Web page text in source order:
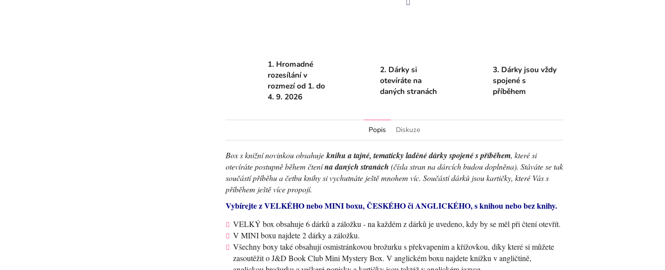
1. Hromadné
rozesílání v
rozmezí od 1. do
4. 9. 2026
2. Dárky si
otevíráte na
daných stranách
3. Dárky jsou vždy
spojené s
příběhem
Popis Diskuze
Box s knižní novinkou obsahuje knihu a tajné, tematicky laděné dárky spojené s příběhem, které si
otevíráte postupně během čtenína daných stranách (čísla stran na dárcích budou doplněna). Stáváte se tak
součástí příběhu a četbu knihy si vychutnáte ještě mnohem víc. Součástí dárků jsou kartičky, které Vás s
příběhem ještě více propojí.
Vybírejte z VELKÉHO nebo MINI boxu, ČESKÉHO či ANGLICKÉHO, s knihou nebo bez knihy.
VELKÝ box obsahuje 6 dárků a záložku - na každém z dárků je uvedeno, kdy by se měl při čtení otevřít.
V MINI boxu najdete 2 dárky a záložku.
Všechny boxy také obsahují osmistránkovou brožurku s překvapením a křížovkou, díky které si můžete
zasoutěžit o J&D Book Club Mini Mystery Box. V anglickém boxu najdete knížku v angličtině,